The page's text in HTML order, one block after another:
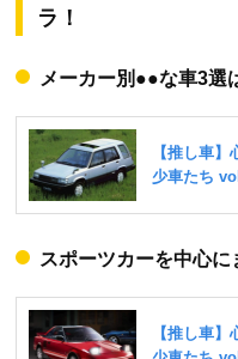
ラ！
メーカー別●●な車3選
スポーツカーを中心